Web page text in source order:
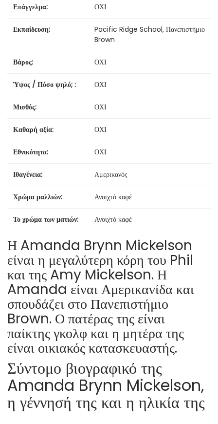
Επάγγελμα: ΟΧΙ
Εκπαίδευση:
Pacific Ridge School, Πανεπιστήμιο
Brown
Βάρος: ΟΧΙ
Ύψος / Πόσο ψηλό; : ΟΧΙ
Μισθός: ΟΧΙ
Καθαρή αξία: ΟΧΙ
Εθνικότητα: ΟΧΙ
Ιθαγένεια: Αμερικανός
Χρώμα μαλλιών: Ανοιχτό καφέ
Το χρώμα των ματιών: Ανοιχτό καφέ
Η Amanda Brynn Mickelson
είναι η μεγαλύτερη κόρη του Phil
και της Amy Mickelson. Η
Amanda είναι Αμερικανίδα και
σπουδάζει στο Πανεπιστήμιο
Brown. Ο πατέρας της είναι
παίκτης γκολφ και η μητέρα της
είναι οικιακός κατασκευαστής.
Σύντομο βιογραφικό της
Amanda Brynn Mickelson,
η γέννησή της και η ηλικία της